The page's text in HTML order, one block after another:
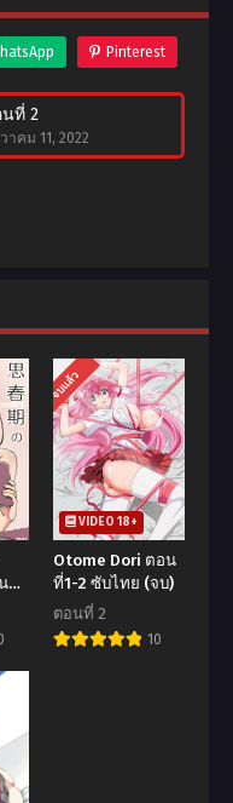
Pinterest
ที่ 2
าคม 11, 2022
จบแล้ว
VIDEO 18+
Otome Dori ตอน
ที่1-2 ซับไทย (จบ)
ตอนที่ 2
10